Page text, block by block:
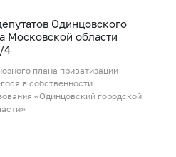
Одинцовского
Московской области
4
плана приватизации
в собственности
«Одинцовский городской